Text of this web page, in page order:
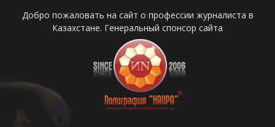
Добро пожаловать на сайт о профессии журналиста в
Казахстане. Генеральный спонсор сайта